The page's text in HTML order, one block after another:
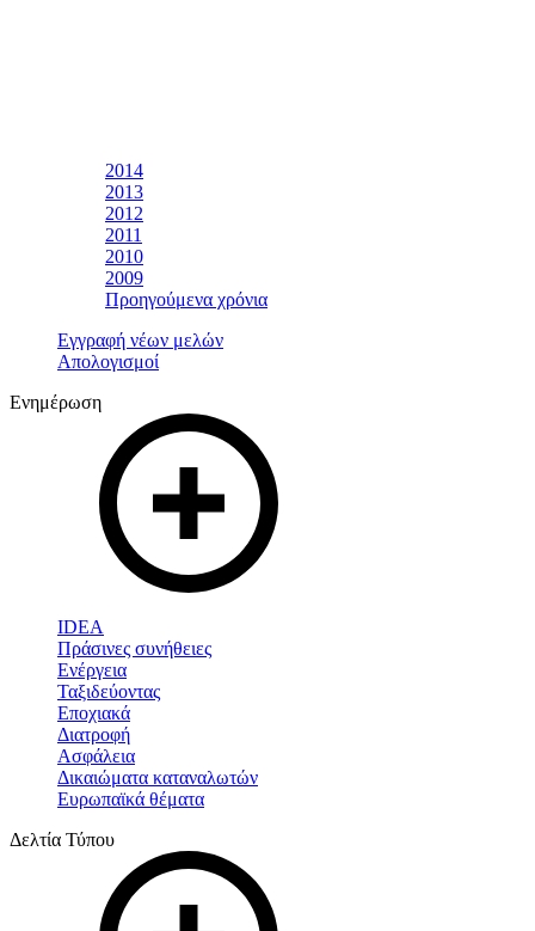
2014
2013
2012
2011
2010
2009
Προηγούμενα χρόνια
Εγγραφή νέων μελών
Απολογισμοί
Ενημέρωση
IDEA
Πράσινες συνήθειες
Ενέργεια
Ταξιδεύοντας
Εποχιακά
Διατροφή
Ασφάλεια
Δικαιώματα καταναλωτών
Ευρωπαϊκά θέματα
Δελτία Τύπου